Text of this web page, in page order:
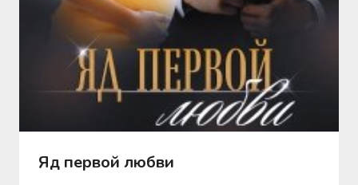
Яд первой любви